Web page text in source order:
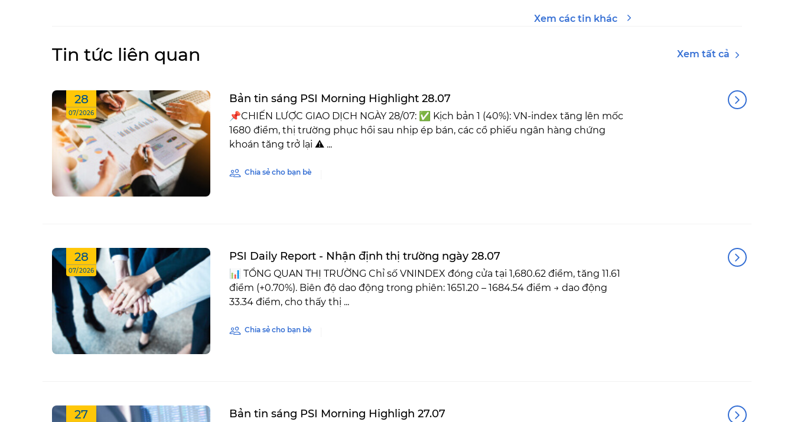
Xem các tin khác
Tin tức liên quan Xem tất cả
28
07/2026
Bản tin sáng PSI Morning Highlight 28.07
📌CHIẾN LƯỢC GIAO DỊCH NGÀY 28/07: ✅ Kịch bản 1 (40%): VN-index tăng lên mốc
1680 điểm, thị trường phục hồi sau nhịp ép bán, các cổ phiếu ngân hàng chứng
khoán tăng trở lại ⚠️ ...
Chia sẻ cho bạn bè
28
07/2026
PSI Daily Report - Nhận định thị trường ngày 28.07
📊 TỔNG QUAN THỊ TRƯỜNG Chỉ số VNINDEX đóng cửa tại 1,680.62 điểm, tăng 11.61
điểm (+0.70%). Biên độ dao động trong phiên: 1651.20 – 1684.54 điểm → dao động
33.34 điểm, cho thấy thị ...
Chia sẻ cho bạn bè
27 Bản tin sáng PSI Morning Highligh 27.07